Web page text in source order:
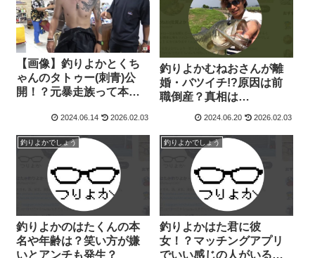
【画像】釣りよかとくち
ゃんのタトゥー(刺青)公
開！？元暴走族って本
2024.06.14 2026.02.03
釣りよかむねおさんが離
婚・バツイチ!?原因は前
職倒産？真相は…
2024.06.20 2026.02.03
釣りよかでしょう
釣りよかのはたくんの本
名や年齢は？笑い方が嫌
いとアンチも発生？
釣りよかでしょう
釣りよかはた君に彼
女！？マッチングアプリ
でいい感じの人がいると